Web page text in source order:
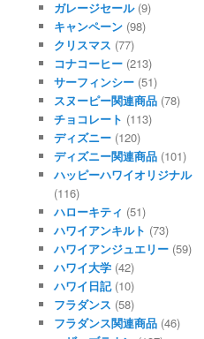
ガレージセール(9)
キャンペーン (98)
クリスマス (77)
コナコーヒー (213)
サーフィンシー (51)
スヌーピー関連商品 (78)
チョコレート (113)
ディズニー (120)
ディズニー関連商品 (101)
ハッピーハワイオリジナル
(116)
ハローキティ (51)
ハワイアンキルト (73)
ハワイアンジュエリー (59)
ハワイ大学 (42)
ハワイ日記(10)
フラダンス (58)
フラダンス関連商品 (46)